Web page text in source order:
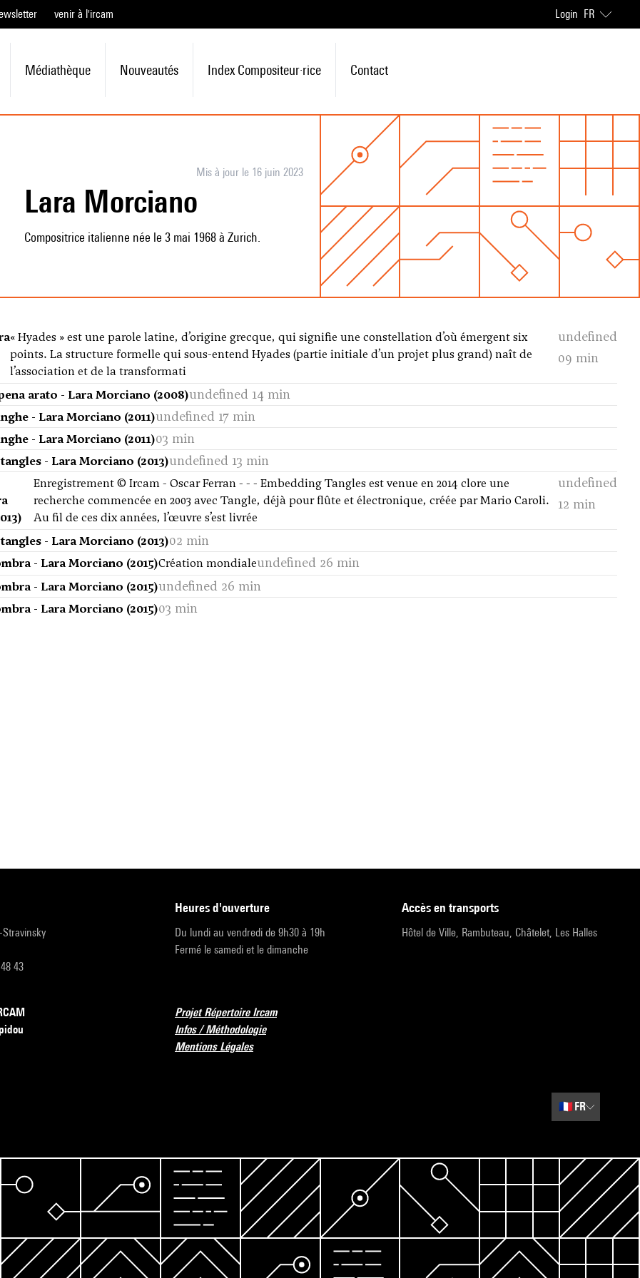
venir à l'ircam Login FR
Médiathèque Nouveautés Index Compositeur·rice Contact
Mis à jour le 16 juin 2023
Lara Morciano
Compositrice italienne née le 3 mai 1968 à Zurich.
« Hyades » est une parole latine, d’origine grecque, qui signifie une constellation d’où émergent six
points. La structure formelle qui sous-entend Hyades (partie initiale d’un projet plus grand) naît de
l’association et de la transformati
undefined
09 min
arato - Lara Morciano (2008)undefined 14 min
- Lara Morciano (2011)undefined 17 min
- Lara Morciano (2011)03 min
- Lara Morciano (2013)undefined 13 min
Enregistrement © Ircam - Oscar Ferran - - - Embedding Tangles est venue en 2014 clore une
recherche commencée en 2003 avec Tangle, déjà pour flûte et électronique, créée par Mario Caroli.
Au fil de ces dix années, l’œuvre s’est livrée
undefined
12 min
- Lara Morciano (2013)02 min
- Lara Morciano (2015)Création mondialeundefined 26 min
- Lara Morciano (2015)undefined 26 min
- Lara Morciano (2015)03 min
43
heures d'ouverture
Du lundi au vendredi de 9h30 à 19h
Fermé le samedi et le dimanche
accès en transports
Hôtel de Ville, Rambuteau, Châtelet, Les Halles
Projet Répertoire Ircam
Infos / Méthodologie
Mentions Légales
🇫🇷 FR